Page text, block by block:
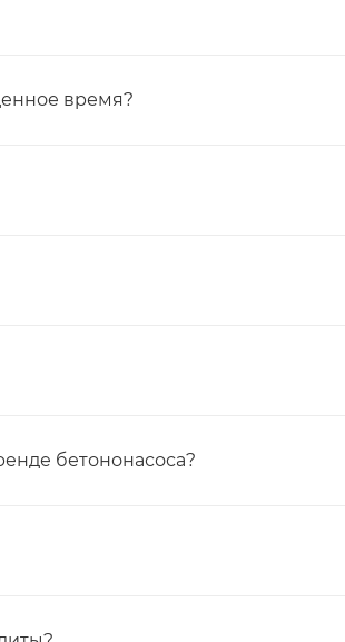
время?
бетононасоса?